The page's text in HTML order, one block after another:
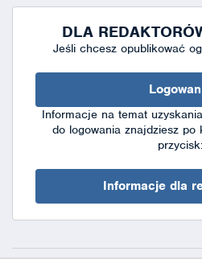
DLA
Jeśli chcesz opublikować
Informacje na temat
do logowania znajdziesz po
przycisk:
Informacje dla